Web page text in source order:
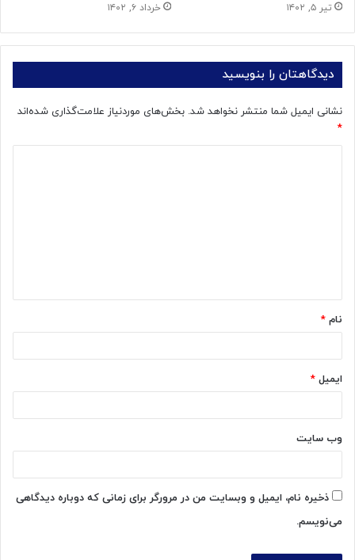
تیر ۵, ۱۴۰۲ خرداد ۶, ۱۴۰۲
دیدگاهتان را بنویسید
نشانی ایمیل شما منتشر نخواهد شد. بخش‌های موردنیاز علامت‌گذاری شده‌اند
*
*
نام *
ایمیل *
وب‌ سایت
ذخیره نام، ایمیل و وبسایت من در مرورگر برای زمانی که دوباره دیدگاهی
می‌نویسم.